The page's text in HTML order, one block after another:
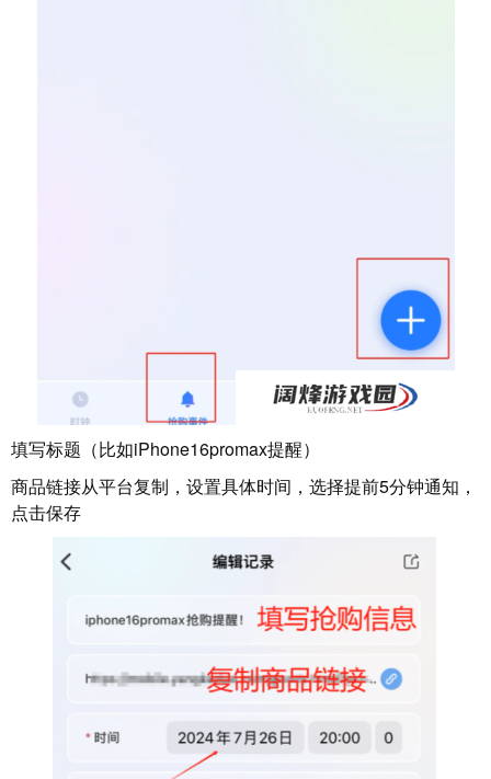
填写标题（比如iPhone16promax提醒）
商品链接从平台复制，设置具体时间，选择提前5分钟通知，
点击保存